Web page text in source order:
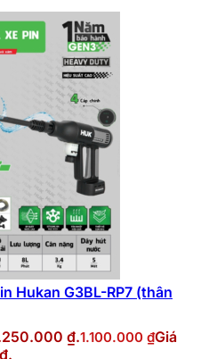
Hukan G3BL-RP7 (thân
₫.1.100.000 ₫Giá